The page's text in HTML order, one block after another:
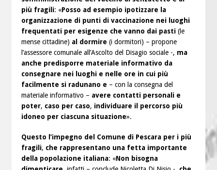
più fragili: «Posso ad esempio ipotizzare la
organizzazione di punti di vaccinazione nei luoghi
frequentati per esigenze che vanno dai pasti (le
mense cittadine) al dormire (i dormitori) – propone
l’assessore comunale all’Ascolto del Disagio sociale -, ma
anche predisporre materiale informativo da
consegnare nei luoghi e nelle ore in cui più
facilmente si radunano e – con la consegna del
materiale informativo – avere contatti personali e
poter, caso per caso, individuare il percorso più
idoneo per ciascuna situazione».
Questo l’impegno del Comune di Pescara per i più
fragili, che rappresentano una fetta importante
della popolazione italiana: «Non bisogna